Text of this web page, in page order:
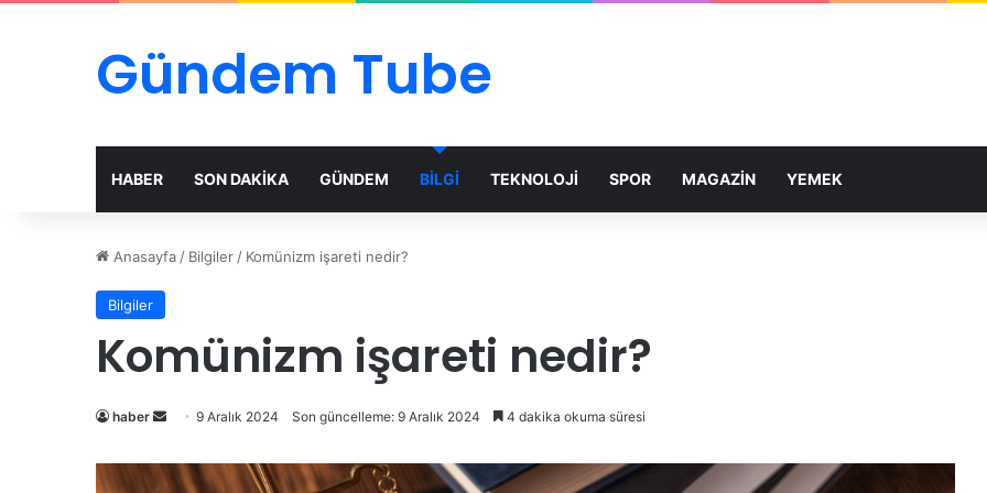
Gündem Tube
HABER SON DAKİKA GÜNDEM BİLGİ TEKNOLOJİ SPOR MAGAZİN YEMEK
Anasayfa / Bilgiler / Komünizm işareti nedir?
Bilgiler
Komünizm işareti nedir?
haber
Bir
posta
9 Aralık 2024 Son güncelleme: 9 Aralık 2024 4 dakika okuma süresi